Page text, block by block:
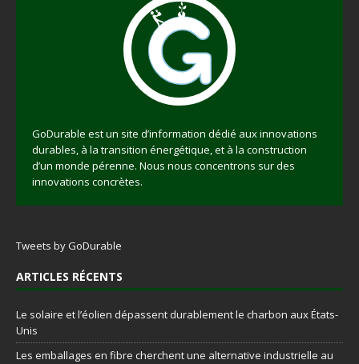
GoDurable est un site d’information dédié aux innovations
durables, à la transition énergétique, et à la construction
d’un monde pérenne. Nous nous concentrons sur des
innovations concrètes.
Tweets by GoDurable
ARTICLES RÉCENTS
Le solaire et l’éolien dépassent durablement le charbon aux États-
Unis
Les emballages en fibre cherchent une alternative industrielle au